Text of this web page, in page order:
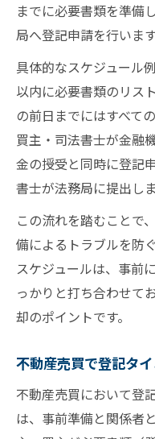
までに必要書類を準備
局へ登記申請を行います
具体的なスケジュール
以内に必要書類のリス
の前日までにはすべて
買主・司法書士が金融
金の授受と同時に登記
書士が法務局に提出しま
この流れを踏むことで
備によるトラブルを防
スケジュールは、事前
っかりと打ち合わせて
却のポイントです。
不動産売買で登記タ
不動産売買において登
は、事前準備と関係者